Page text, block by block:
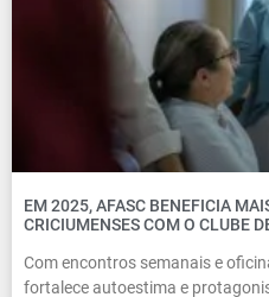
EM 2025, AFASC BENEFICIA
CRICIUMENSES COM O CLUBE
Com encontros semanais e
fortalece autoestima e